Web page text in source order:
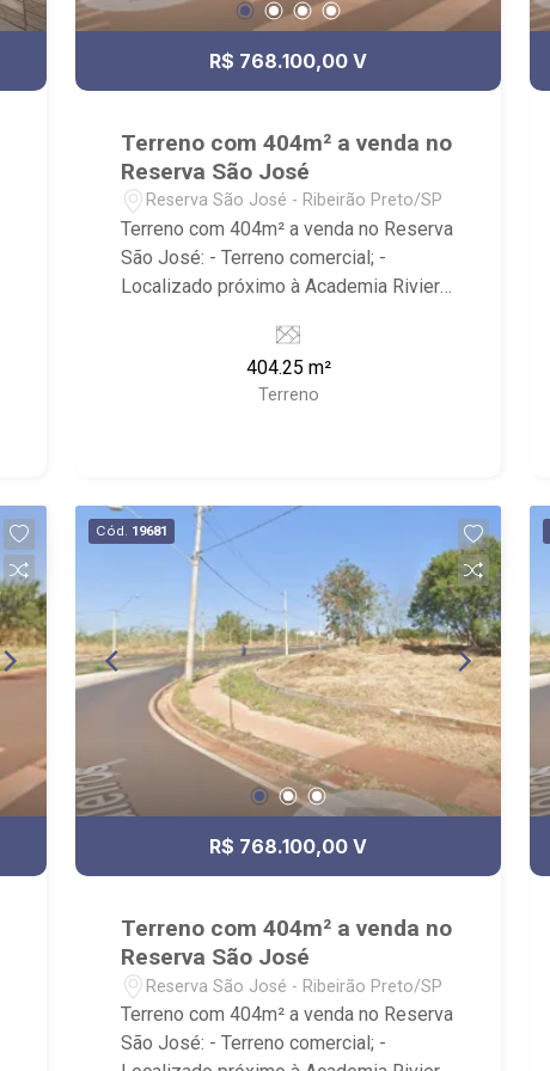
R$ 768.100,00 V
Terreno com 404m² a venda no
Reserva São José
Reserva São José - Ribeirão Preto/SP
Terreno com 404m² a venda no Reserva
São José: - Terreno comercial; -
Localizado próximo à Academia Riviera
Imóveis, referência em venda, compra e
locação. - Sinta-se em casa na Ribeirão
Imóveis, afinal Somos e Vivemos
com foco: Zona Sul, Zona Leste, Centro
e Bonfim Paulista; - para Venda, Compra
e Locação, imobiliária é Ribeirão
Imóveis - sede na Av. Professor João
Fiusa;
404.25 m²
Terreno
Cód. 19681
R$ 768.100,00 V
Terreno com 404m² a venda no
Reserva São José
Reserva São José - Ribeirão Preto/SP
Terreno com 404m² a venda no Reserva
São José: - Terreno comercial; -